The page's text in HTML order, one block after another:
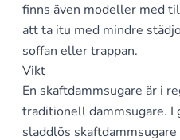
finns även modeller med
att ta itu med mindre
soffan eller trappan.
Vikt
En skaftdammsugare är i
traditionell dammsugare. I
sladdlös